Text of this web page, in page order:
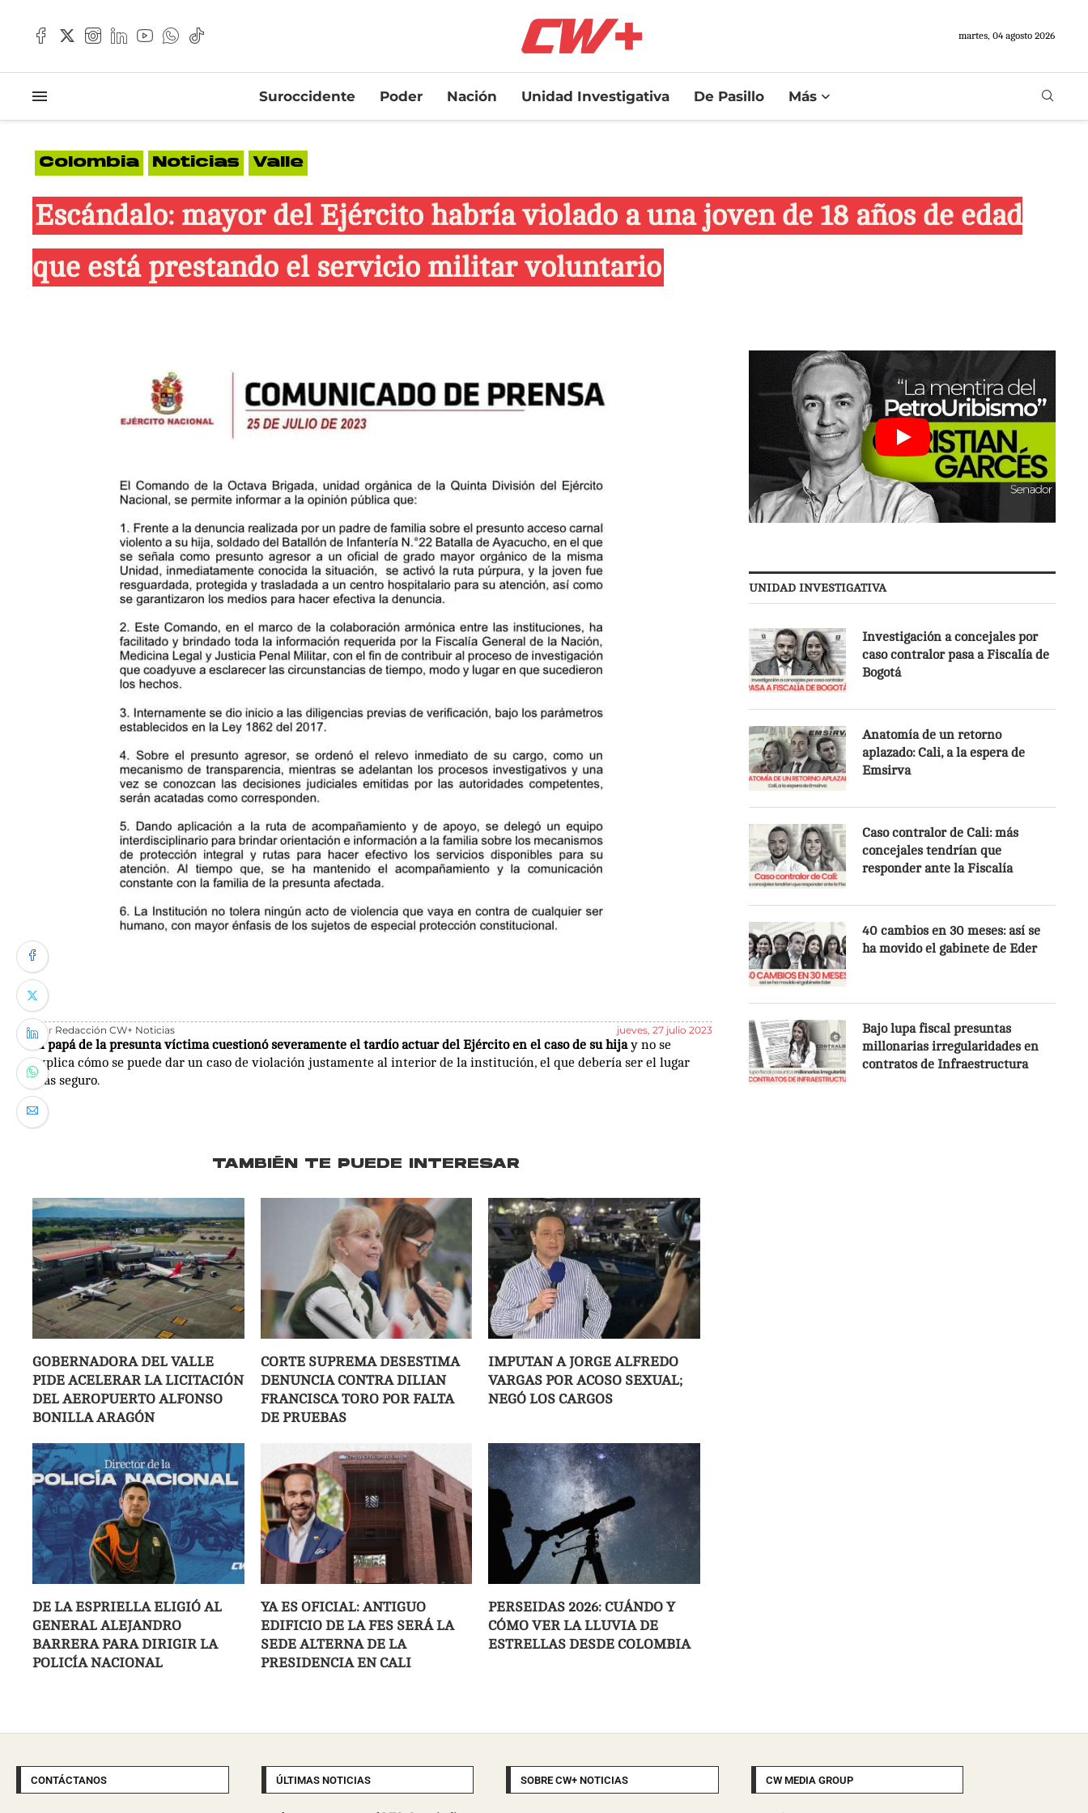
martes, 04 agosto 2026
Suroccidente Poder Nación Unidad Investigativa De Pasillo Más
Colombia Noticias Valle
Escándalo: mayor del Ejército habría violado a una joven de 18 años de edad
que está prestando el servicio militar voluntario
Por Redacción CW+ Noticias jueves, 27 julio 2023
El papá de la presunta víctima cuestionó severamente el tardío actuar del Ejército en el caso de su hijay no se
explica cómo se puede dar un caso de violación justamente al interior de la institución, el que debería ser el lugar
más seguro.
TAMBIÉN TE PUEDE INTERESAR
GOBERNADORA DEL VALLE
PIDE ACELERAR LA LICITACIÓN
DEL AEROPUERTO ALFONSO
BONILLA ARAGÓN
CORTE SUPREMA DESESTIMA
DENUNCIA CONTRA DILIAN
FRANCISCA TORO POR FALTA
DE PRUEBAS
IMPUTAN A JORGE ALFREDO
VARGAS POR ACOSO SEXUAL;
NEGÓ LOS CARGOS
DE LA ESPRIELLA ELIGIÓ AL
GENERAL ALEJANDRO
BARRERA PARA DIRIGIR LA
POLICÍA NACIONAL
YA ES OFICIAL: ANTIGUO
EDIFICIO DE LA FES SERÁ LA
SEDE ALTERNA DE LA
PRESIDENCIA EN CALI
PERSEIDAS 2026: CUÁNDO Y
CÓMO VER LA LLUVIA DE
ESTRELLAS DESDE COLOMBIA
UNIDAD INVESTIGATIVA
Investigación a concejales por
caso contralor pasa a Fiscalía de
Bogotá
Anatomía de un retorno
aplazado: Cali, a la espera de
Emsirva
Caso contralor de Cali: más
concejales tendrían que
responder ante la Fiscalía
40 cambios en 30 meses: así se
ha movido el gabinete de Eder
Bajo lupa fiscal presuntas
millonarias irregularidades en
contratos de Infraestructura
CONTÁCTANOS ÚLTIMAS NOTICIAS SOBRE CW+ NOTICIAS CW MEDIA GROUP